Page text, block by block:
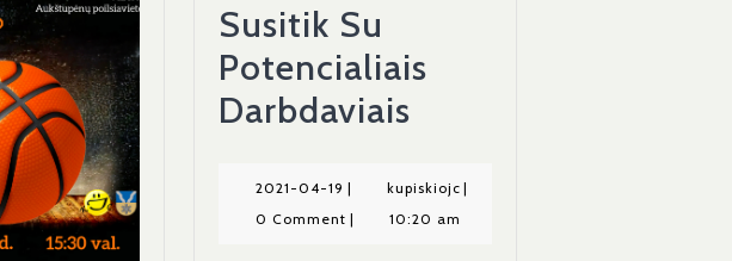
Susitik Su
Potencialiais
Darbdaviais
Potencialiais
Darbdaviais
2021-04-19 2021-
04-
| kupiskiojckupiskiojc
|
0 Comment | 10:20 am